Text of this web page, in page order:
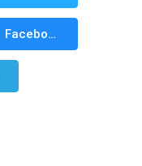
Facebook Messenger